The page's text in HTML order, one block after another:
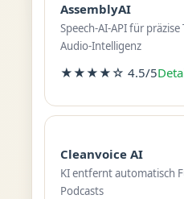
AssemblyAI
Speech-AI-API für
Audio-Intelligenz
★★★★☆ 4.5/5
Cleanvoice AI
KI entfernt automatisch
Podcasts